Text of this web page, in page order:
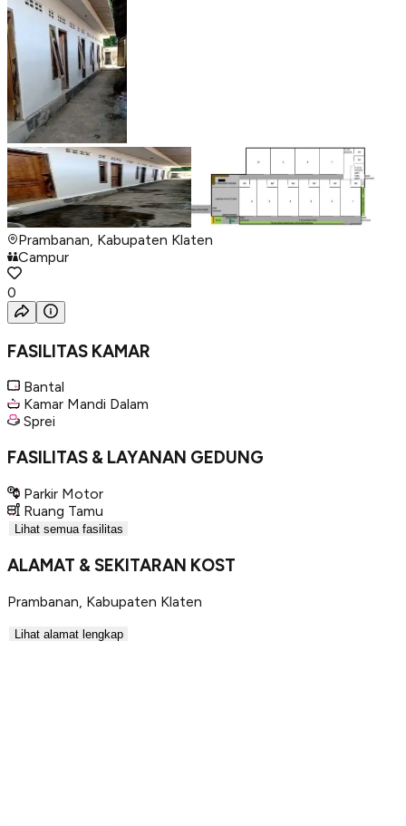
Prambanan, Kabupaten Klaten
Campur
0
FASILITAS KAMAR
Bantal
Kamar Mandi Dalam
Sprei
FASILITAS & LAYANAN GEDUNG
Parkir Motor
Ruang Tamu
Lihat semua fasilitas
ALAMAT & SEKITARAN KOST
Prambanan Kabupaten Klaten
Lihat alamat lengkap